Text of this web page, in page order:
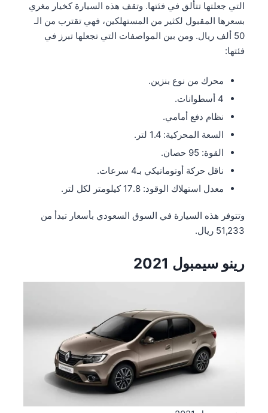
التي جعلتها تتألق في فئتها. وتقف هذه السيارة كخيار مغري
بسعرها المقبول لكثير من المستهلكين، فهي تقترب من الـ
50 ألف ريال. ومن بين المواصفات التي تجعلها تبرز في
فئتها:
محرك من نوع بنزين.
4 أسطوانات.
نظام دفع أمامي.
السعة المحركية: 1.4 لتر.
القوة: 95 حصان.
ناقل حركة أوتوماتيكي بـ4 سرعات.
معدل استهلاك الوقود: 17.8 كيلومتر لكل لتر.
وتتوفر هذه السيارة في السوق السعودي بأسعار تبدأ من
51,233 ريال.
رينو سيمبول 2021